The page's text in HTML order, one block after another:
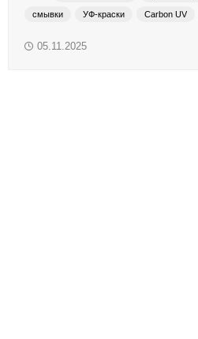
Вспомогательные материалы
смывки УФ-краски Carbon UV
05.11.2025